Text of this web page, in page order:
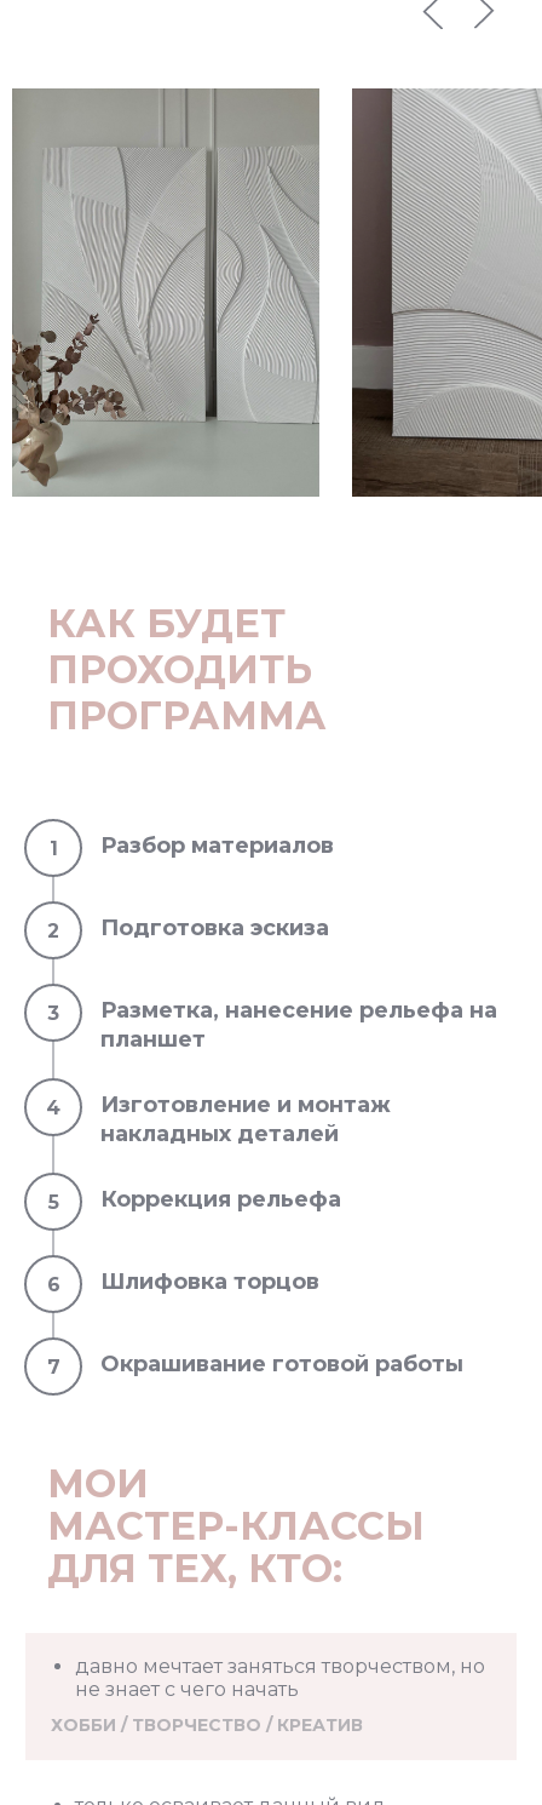
КАК БУДЕТ
ПРОХОДИТЬ
ПРОГРАММА
Разбор материалов
Подготовка эскиза
Разметка, нанесение рельефа на
планшет
Изготовление и монтаж
накладных деталей
Коррекция рельефа
Шлифовка торцов
Окрашивание готовой работы
МОИ
МАСТЕР-КЛАССЫ
ДЛЯ ТЕХ, КТО:
давно мечтает заняться творчеством, но
не знает с чего начать
ХОББИ / ТВОРЧЕСТВО / КРЕАТИВ